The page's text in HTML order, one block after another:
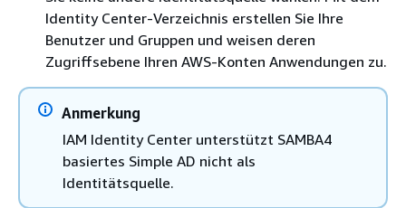
Identity Center-Verzeichnis erstellen Sie Ihre
Benutzer und Gruppen und weisen deren
Zugriffsebene Ihren AWS-Konten Anwendungen zu.
Anmerkung
IAM Identity Center unterstützt SAMBA4
basiertes Simple AD nicht als
Identitätsquelle.